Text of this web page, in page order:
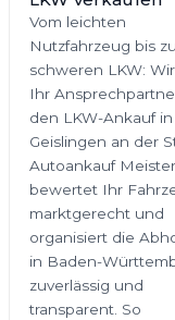
Vom leichten
Nutzfahrzeug bis
schweren LKW:
Ihr
den LKW-Ankauf in
Geislingen an der
Autoankauf Meister
bewertet Ihr
marktgerecht und
organisiert die
in Baden-
zuverlässig und
transparent. So